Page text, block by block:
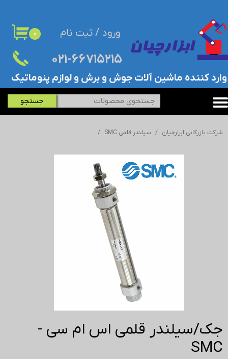
۰۲۱-۶۶۷۱۵۲۱۵​​​​​​​
جستجو
۰
​وارد کننده ماشین آلات جوش و برش و لوازم پنوماتیک
ورود / ثبت نام
حساب کاربری من
تغییر گذر واژه
خروج از حساب کاربری
شرکت بازرگانی ابزارچیان سیلندر قلمی SMC
جک/سیلندر قلمی اس ام سی -
SMC